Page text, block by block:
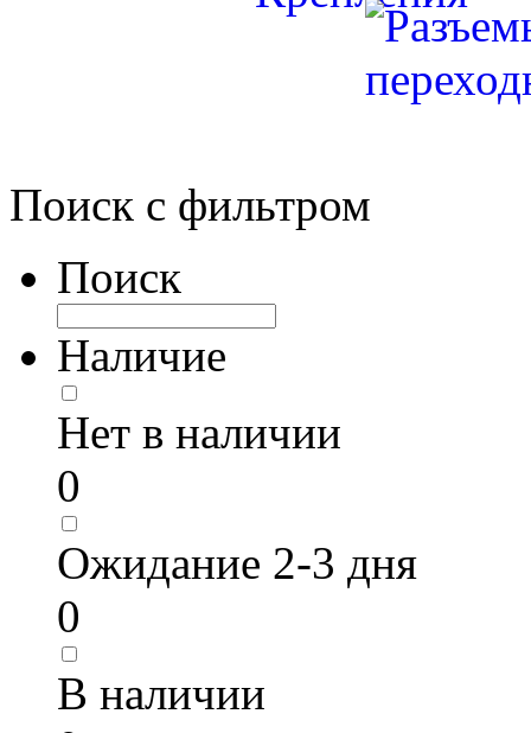
Поиск с фильтром
Поиск
Наличие
Нет в наличии
0
Ожидание 2-3 дня
0
В наличии